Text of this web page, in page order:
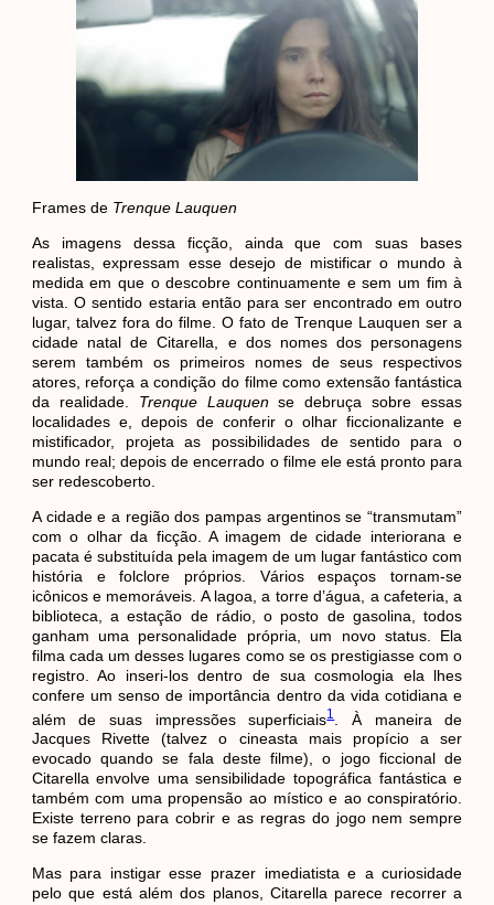
Frames de Trenque Lauquen
As imagens dessa ficção, ainda que com suas bases
realistas, expressam esse desejo de mistificar o mundo à
medida em que o descobre continuamente e sem um fim à
vista. O sentido estaria então para ser encontrado em outro
lugar, talvez fora do filme. O fato de Trenque Lauquen ser a
cidade natal de Citarella, e dos nomes dos personagens
serem também os primeiros nomes de seus respectivos
atores, reforça a condição do filme como extensão fantástica
da realidade. Trenque Lauquense debruça sobre essas
localidades e, depois de conferir o olhar ficcionalizante e
mistificador, projeta as possibilidades de sentido para o
mundo real; depois de encerrado o filme ele está pronto para
ser redescoberto.
A cidade e a região dos pampas argentinos se “transmutam”
com o olhar da ficção. A imagem de cidade interiorana e
pacata é substituída pela imagem de um lugar fantástico com
história e folclore próprios. Vários espaços tornam-se
icônicos e memoráveis. A lagoa, a torre d’água, a cafeteria, a
biblioteca, a estação de rádio, o posto de gasolina, todos
ganham uma personalidade própria, um novo status. Ela
filma cada um desses lugares como se os prestigiasse com o
registro. Ao inseri-los dentro de sua cosmologia ela lhes
confere um senso de importância dentro da vida cotidiana e
além de suas impressões superficiais1 . À maneira de
Jacques Rivette (talvez o cineasta mais propício a ser
evocado quando se fala deste filme), o jogo ficcional de
Citarella envolve uma sensibilidade topográfica fantástica e
também com uma propensão ao místico e ao conspiratório.
Existe terreno para cobrir e as regras do jogo nem sempre
se fazem claras.
Mas para instigar esse prazer imediatista e a curiosidade
pelo que está além dos planos, Citarella parece recorrer a